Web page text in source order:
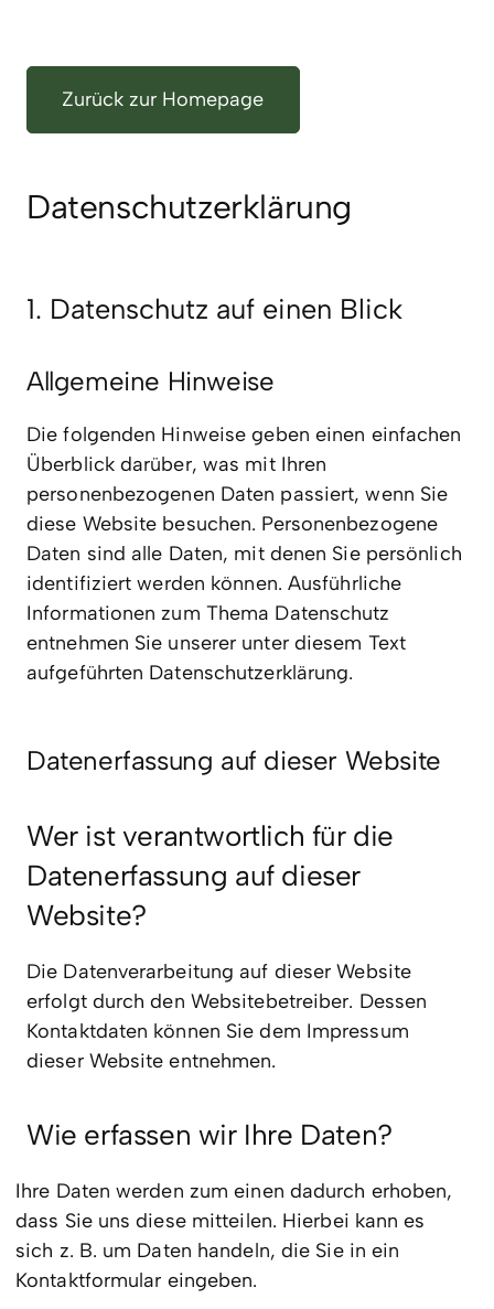
springen
Zurück zur Homepage
Datenschutzerklärung
1. Datenschutz auf einen Blick
Allgemeine Hinweise
Die folgenden Hinweise geben einen einfachen
Überblick darüber, was mit Ihren
personenbezogenen Daten passiert, wenn Sie
diese Website besuchen. Personenbezogene
Daten sind alle Daten, mit denen Sie persönlich
identifiziert werden können. Ausführliche
Informationen zum Thema Datenschutz
entnehmen Sie unserer unter diesem Text
aufgeführten Datenschutzerklärung.
Datenerfassung auf dieser Website
Wer ist verantwortlich für die
Datenerfassung auf dieser
Website?
Die Datenverarbeitung auf dieser Website
erfolgt durch den Websitebetreiber. Dessen
Kontaktdaten können Sie dem Impressum
dieser Website entnehmen.
Wie erfassen wir Ihre Daten?
Ihre Daten werden zum einen dadurch erhoben,
dass Sie uns diese mitteilen. Hierbei kann es
sich z. B. um Daten handeln, die Sie in ein
Kontaktformular eingeben.